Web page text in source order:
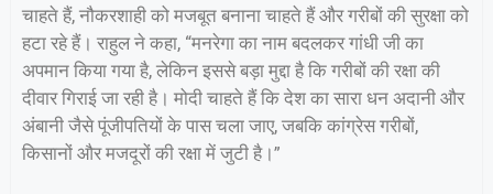
चाहते हैं, नौकरशाही को मजबूत बनाना चाहते हैं और गरीबों की सुरक्षा को
हटा रहे हैं। राहुल ने कहा, “मनरेगा का नाम बदलकर गांधी जी का
अपमान किया गया है, लेकिन इससे बड़ा मुद्दा है कि गरीबों की रक्षा की
दीवार गिराई जा रही है। मोदी चाहते हैं कि देश का सारा धन अदानी और
अंबानी जैसे पूंजीपतियों के पास चला जाए, जबकि कांग्रेस गरीबों,
किसानों और मजदूरों की रक्षा में जुटी है।”